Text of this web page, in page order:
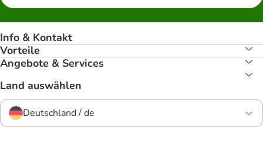
Info & Kontakt
Vorteile
Angebote & Services
Land auswählen
Deutschland / de